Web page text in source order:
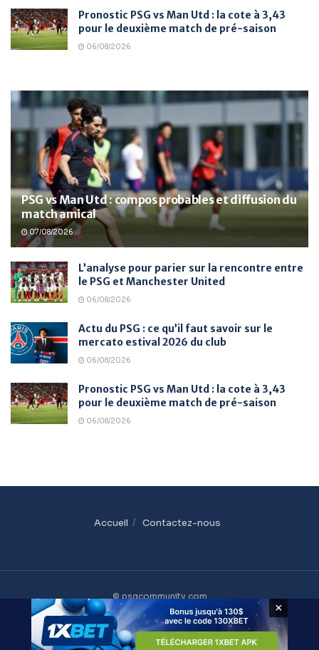
Pronostic PSG vs Man Utd : la cote à 3,43
pour le deuxième match de pré-saison
06/08/2026
PSG vs Man Utd : compos probables et diffusion du
match amical
07/08/2026
L’analyse pour parier sur la rencontre entre
le PSG et Manchester United
06/08/2026
Actu du PSG : ce qu’il faut savoir sur le
mercato estival 2026 du club
06/08/2026
Pronostic PSG vs Man Utd : la cote à 3,43
pour le deuxième match de pré-saison
06/08/2026
Accueil Contactez-nous
© psgcommunity.com
×